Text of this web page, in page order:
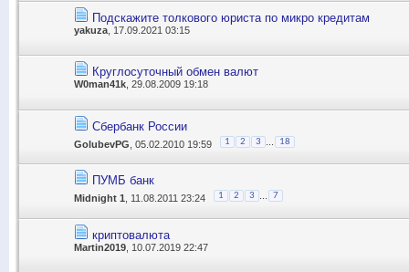
Подскажите толкового юриста по микро кредитам
yakuza , 17.09.2021 03:15
Круглосуточный обмен валют
W0man41k, 29.08.2009 19:18
Сбербанк России
GolubevPG , 05.02.2010 19:59 1 2 3 18
ПУМБ банк
Midnight 1 , 11.08.2011 23:24 1 2 3 7
криптовалюта
Martin2019 , 10.07.2019 22:47